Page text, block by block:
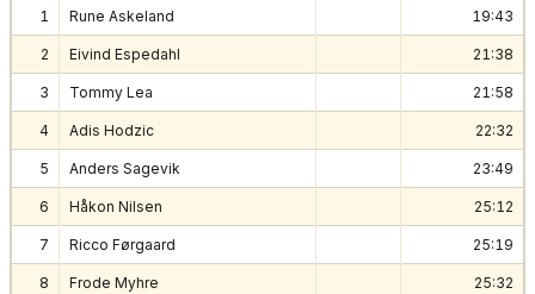
1 Rune Askeland 19:43
2 Eivind Espedahl 21:38
3 Tommy Lea 21:58
4 Adis Hodzic 22:32
5 Anders Sagevik 23:49
6 Håkon Nilsen 25:12
7 Ricco Førgaard 25:19
8 Frode Myhre 25:32